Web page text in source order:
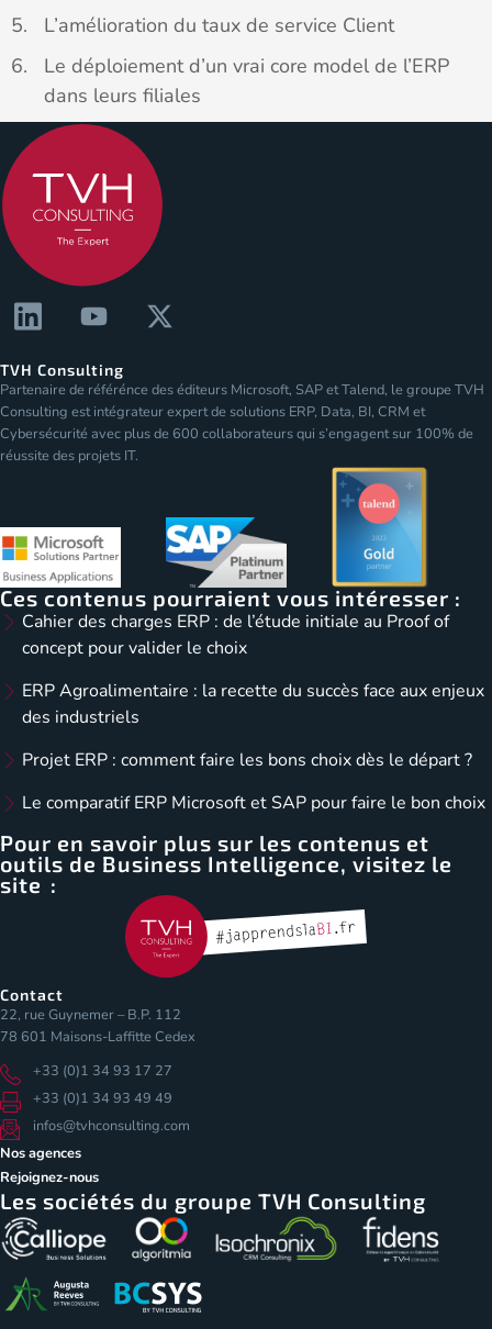
L’amélioration du taux de service Client
Le déploiement d’un vrai core model de l’ERP
dans leurs filiales
TVH Consulting
Partenaire de référénce des éditeurs Microsoft, SAP et Talend, le groupe TVH
Consulting est intégrateur expert de solutions ERP, Data, BI, CRM et
Cybersécurité avec plus de 600 collaborateurs qui s’engagent sur 100% de
réussite des projets IT.
Ces contenus pourraient vous intéresser :
Cahier des charges ERP : de l’étude initiale au Proof of
concept pour valider le choix
ERP Agroalimentaire : la recette du succès face aux enjeux
des industriels
Projet ERP : comment faire les bons choix dès le départ ?
Le comparatif ERP Microsoft et SAP pour faire le bon choix
Pour en savoir plus sur les contenus et
outils de Business Intelligence, visitez le
site :
Contact
22, rue Guynemer – B.P. 112
78 601 Maisons-Laffitte Cedex
+33 (0)1 34 93 17 27
+33 (0)1 34 93 49 49
infos@tvhconsulting.com
Nos agences
Rejoignez-nous
Les sociétés du groupe TVH Consulting